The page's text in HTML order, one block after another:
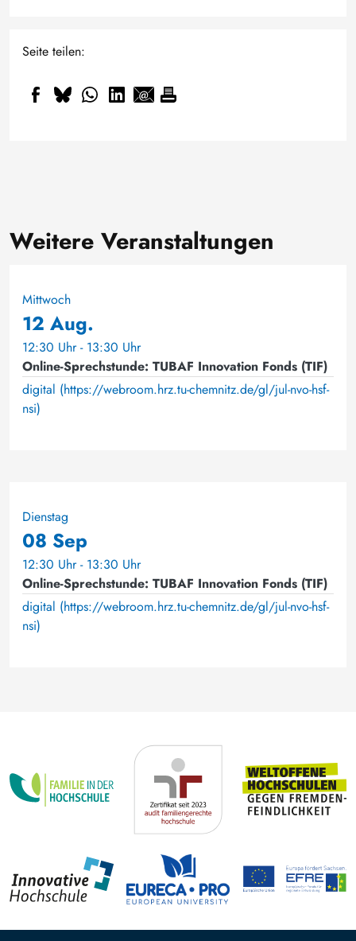
Seite teilen:
Weitere Veranstaltungen
Mittwoch
12 Aug.
12:30 Uhr - 13:30 Uhr
Online-Sprechstunde: TUBAF Innovation Fonds (TIF)
digital (https://webroom.hrz.tu-chemnitz.de/gl/jul-nvo-hsf-
nsi)
Dienstag
08 Sep
12:30 Uhr - 13:30 Uhr
Online-Sprechstunde: TUBAF Innovation Fonds (TIF)
digital (https://webroom.hrz.tu-chemnitz.de/gl/jul-nvo-hsf-
nsi)